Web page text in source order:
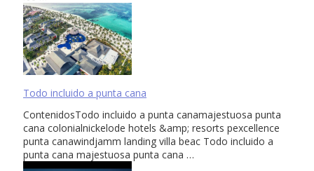
Todo incluido a punta cana
ContenidosTodo incluido a punta canamajestuosa punta
cana colonialnickelode hotels &amp; resorts pexcellence
punta canawindjamm landing villa beac Todo incluido a
punta cana majestuosa punta cana …